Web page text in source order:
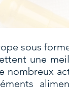
sous
une